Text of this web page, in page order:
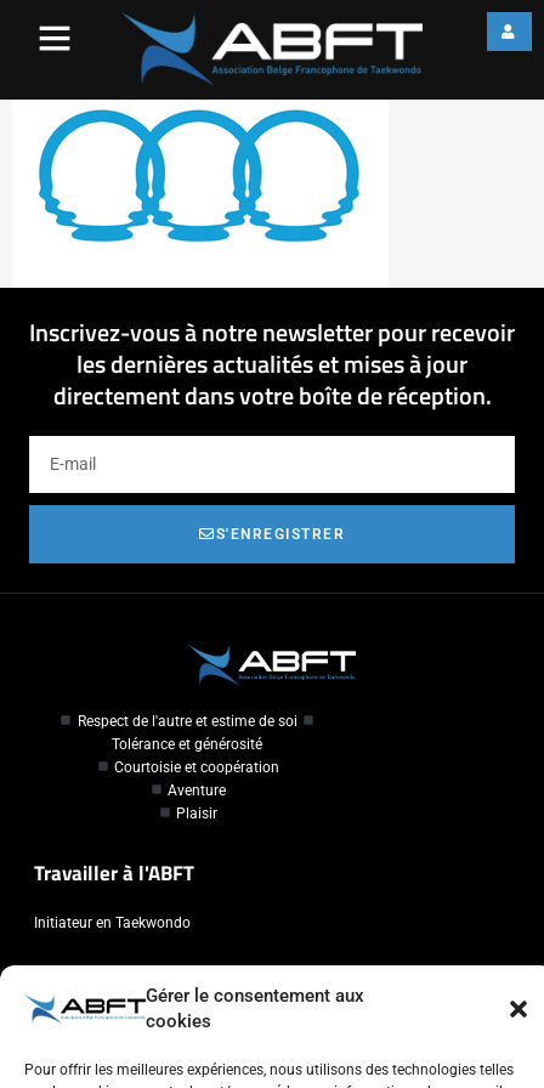
Gérer le consentement aux
cookies
Pour offrir les meilleures expériences, nous utilisons des technologies telles
Inscrivez-vous à notre newsletter pour recevoir
les dernières actualités et mises à jour
directement dans votre boîte de réception.
S'ENREGISTRER
Respect de l'autre et estime de soi
Tolérance et générosité
Courtoisie et coopération
Aventure
Plaisir
Travailler à l'ABFT
Initiateur en Taekwondo
Association Belge Francophone de Taekwondo
Chaussée de Wavre, 2057 - 1160 Auderghem